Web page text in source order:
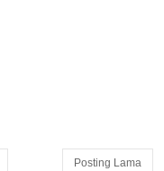
Posting Lama